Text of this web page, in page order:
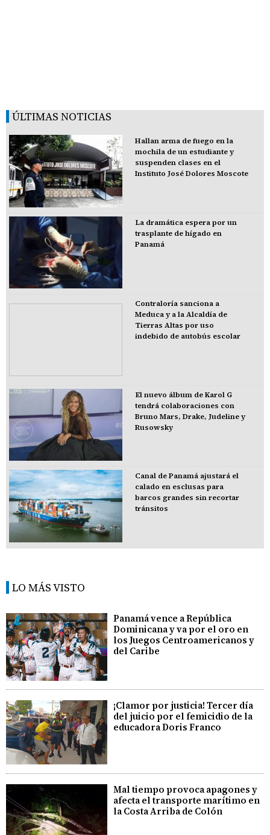
ÚLTIMAS NOTICIAS
Hallan arma de fuego en la
mochila de un estudiante y
suspenden clases en el
Instituto José Dolores Moscote
La dramática espera por un
trasplante de hígado en
Panamá
Contraloría sanciona a
Meduca y a la Alcaldía de
Tierras Altas por uso
indebido de autobús escolar
El nuevo álbum de Karol G
tendrá colaboraciones con
Bruno Mars, Drake, Judeline y
Rusowsky
Canal de Panamá ajustará el
calado en esclusas para
barcos grandes sin recortar
tránsitos
LO MÁS VISTO
Panamá vence a República
Dominicana y va por el oro en
los Juegos Centroamericanos y
del Caribe
¡Clamor por justicia! Tercer día
del juicio por el femicidio de la
educadora Doris Franco
Mal tiempo provoca apagones y
afecta el transporte marítimo en
la Costa Arriba de Colón